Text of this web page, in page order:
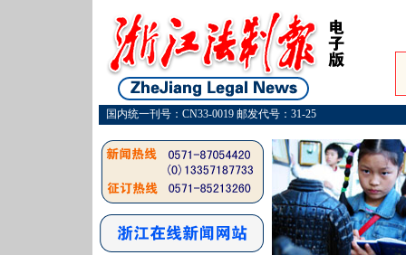
国内统一刊号：CN33-0019 邮发代号：31-25